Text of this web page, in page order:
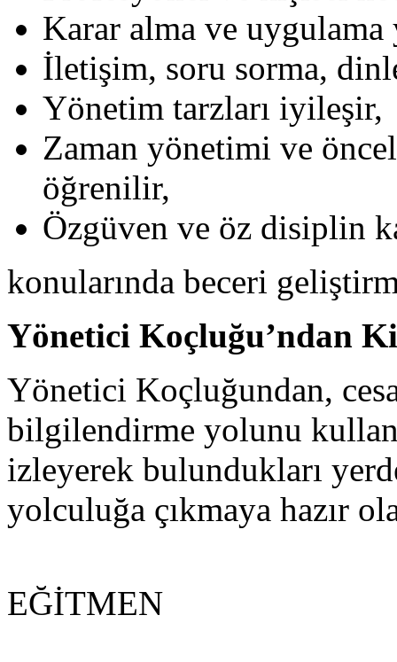
Karar alma ve
İletişim, soru sorma,
Yönetim tarzları iyileşir,
Zaman yönetimi ve
öğrenilir,
Özgüven ve öz disiplin
konularında beceri
Yönetici Koçluğu’ndan
Yönetici Koçluğundan,
bilgilendirme yolunu
izleyerek bulundukları
yolculuğa çıkmaya hazır
EĞİTMEN